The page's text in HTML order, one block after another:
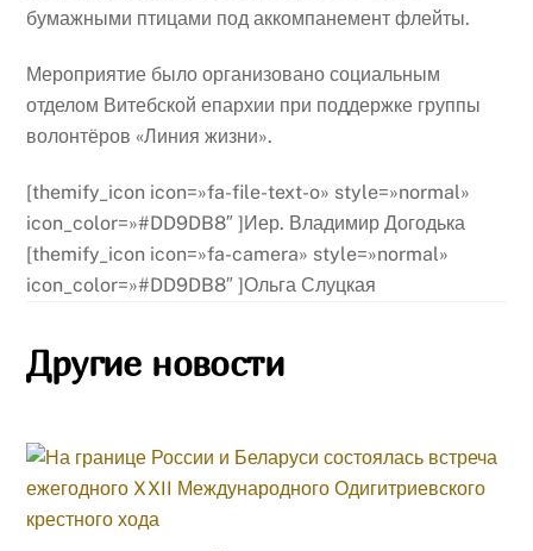
бумажными птицами под аккомпанемент флейты.
Мероприятие было организовано социальным
отделом Витебской епархии при поддержке группы
волонтёров «Линия жизни».
[themify_icon icon=»fa-file-text-o» style=»normal»
icon_color=»#DD9DB8″ ]Иер. Владимир Догодька
[themify_icon icon=»fa-camera» style=»normal»
icon_color=»#DD9DB8″ ]Ольга Слуцкая
Другие новости